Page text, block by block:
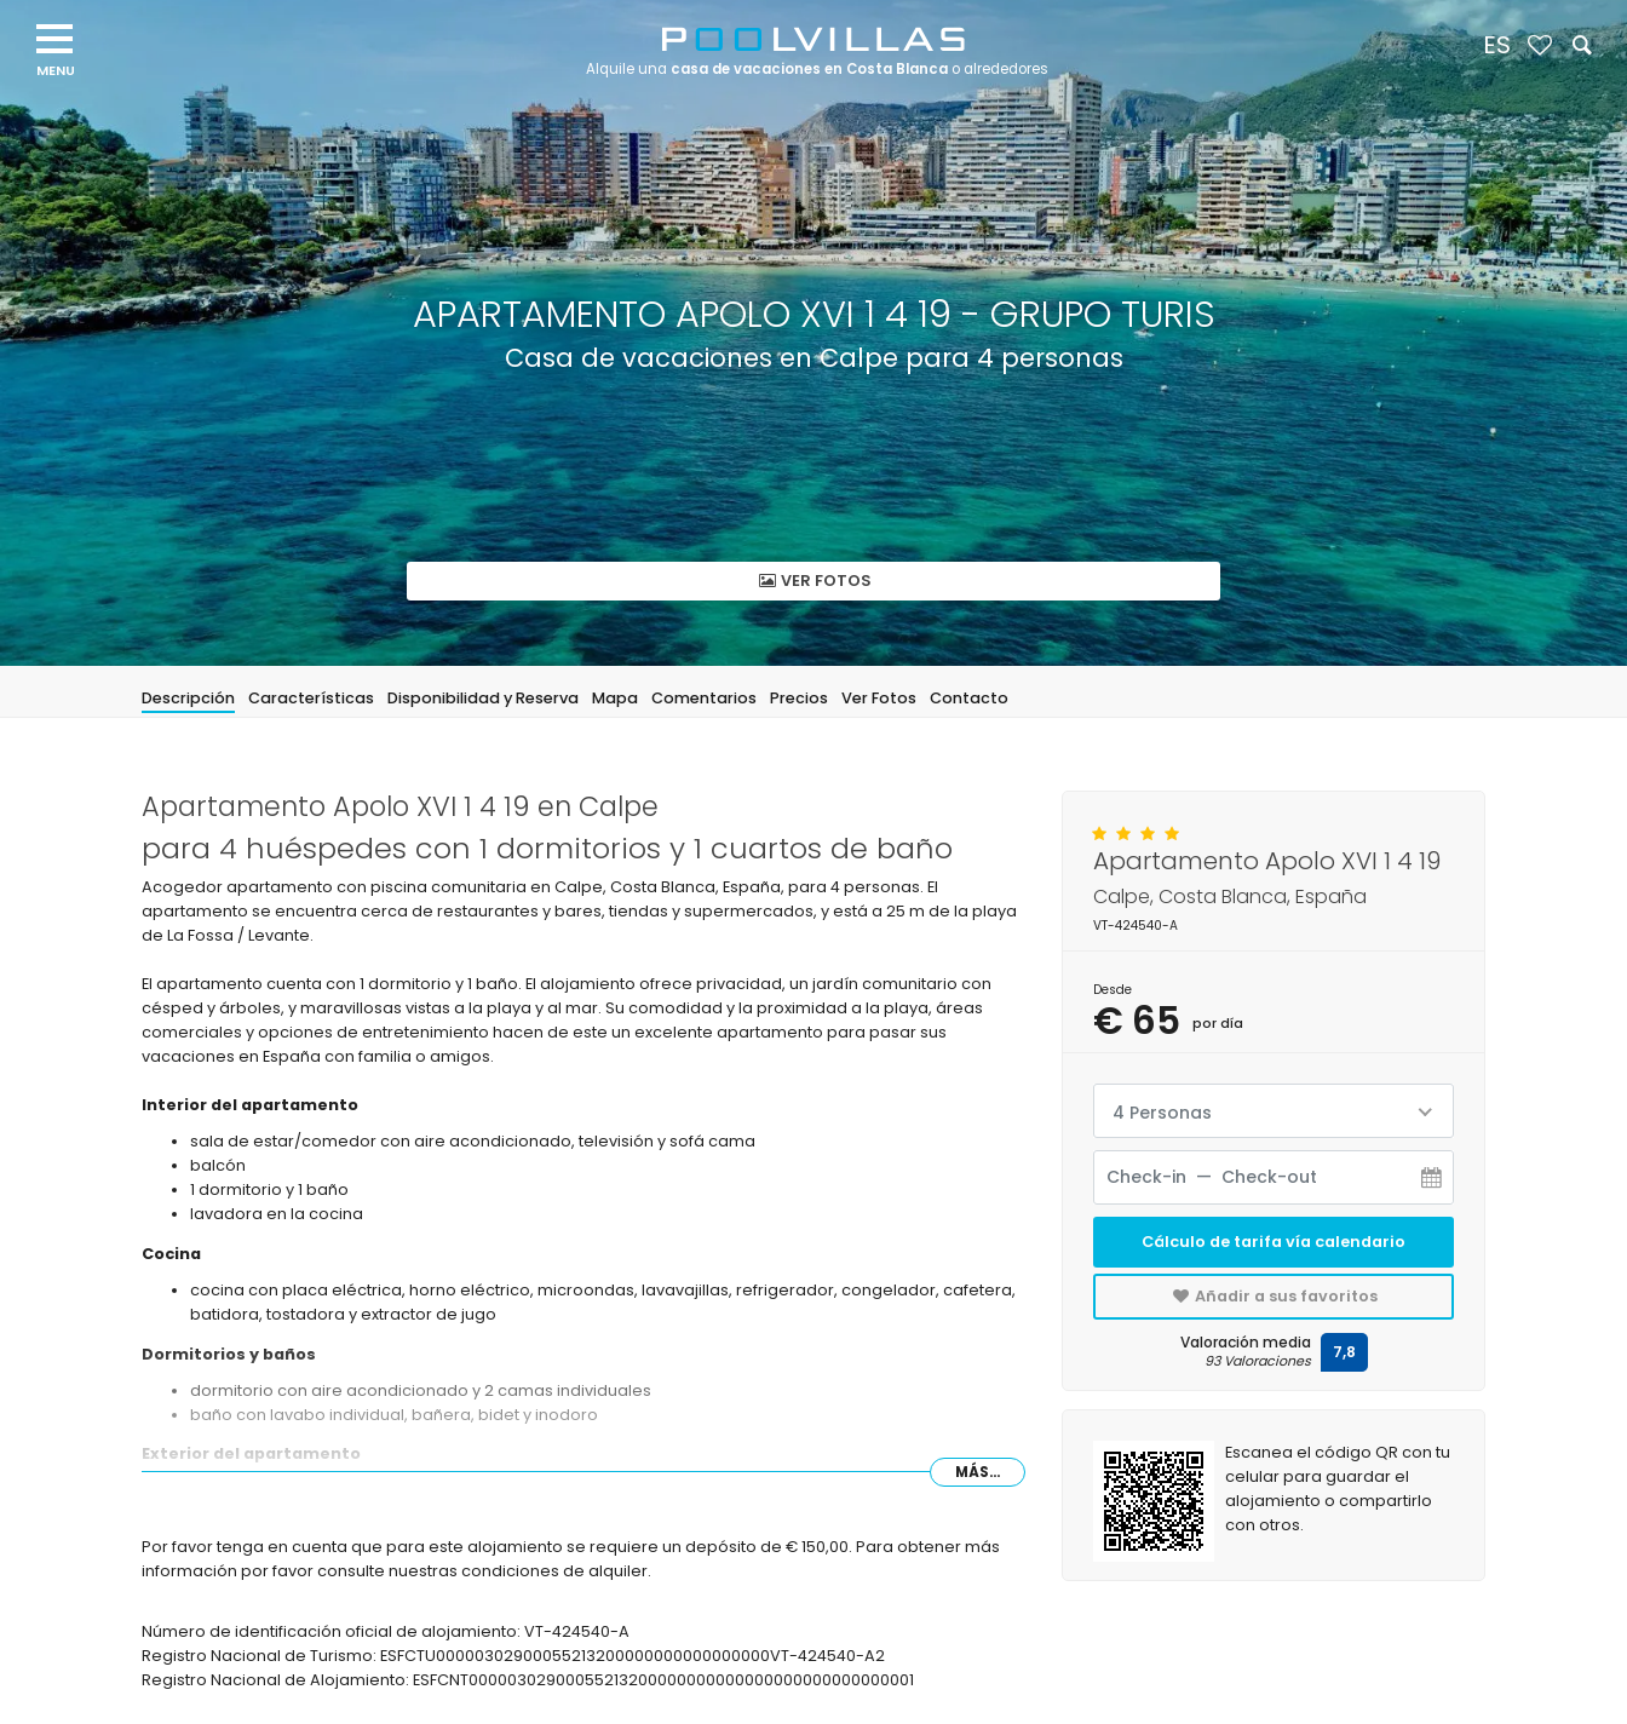
APARTAMENTO APOLO XVI 1 4 19 - GRUPO TURIS
Casa de vacaciones en Calpe para 4 personas
VER FOTOS
Descripción Características Disponibilidad y Reserva Mapa Comentarios Precios Ver Fotos Contacto
Apartamento Apolo XVI 1 4 19 en Calpe
para 4 huéspedes con 1 dormitorios y 1 cuartos de baño
Acogedor apartamento con piscina comunitaria en Calpe, Costa Blanca, España, para 4 personas. El
apartamento se encuentra cerca de restaurantes y bares, tiendas y supermercados, y está a 25 m de la playa
de La Fossa / Levante.
El apartamento cuenta con 1 dormitorio y 1 baño. El alojamiento ofrece privacidad, un jardín comunitario con
césped y árboles, y maravillosas vistas a la playa y al mar. Su comodidad y la proximidad a la playa, áreas
comerciales y opciones de entretenimiento hacen de este un excelente apartamento para pasar sus
vacaciones en España con familia o amigos.
Interior del apartamento
sala de estar/comedor con aire acondicionado, televisión y sofá cama
balcón
1 dormitorio y 1 baño
lavadora en la cocina
Cocina
cocina con placa eléctrica, horno eléctrico, microondas, lavavajillas, refrigerador, congelador, cafetera,
batidora, tostadora y extractor de jugo
Dormitorios y baños
dormitorio con aire acondicionado y 2 camas individuales
baño con lavabo individual, bañera, bidet y inodoro
Exterior del apartamento
piscina para niños
jardín comunitario con césped y árboles
ducha exterior
Más información
pueblo más cercano: Calpe (a menos de 1000 metros del apartamento)
playa más cercana: La Fossa / Levante (a menos de 25 metros del apartamento)
MÁS...
Por favor tenga en cuenta que para este alojamiento se requiere un depósito de € 150,00. Para obtener más
información por favor consulte nuestras condiciones de alquiler.
Número de identificación oficial de alojamiento: VT-424540-A
Registro Nacional de Turismo: ESFCTU00000302900055213200000000000000000VT-424540-A2
Registro Nacional de Alojamiento: ESFCNT00000302900055213200000000000000000000000000001
Apartamento Apolo XVI 1 4 19
Calpe, Costa Blanca, España
VT-424540-A
Desde
€ 65 por día
4 Personas
Cálculo de tarifa vía calendario
Añadir a sus favoritos
Valoración media
93 Valoraciones 7,8
Escanea el código QR con tu
celular para guardar el
alojamiento o compartirlo
con otros.
Alquile una casa de vacaciones en Costa Blanca o alrededores
ES